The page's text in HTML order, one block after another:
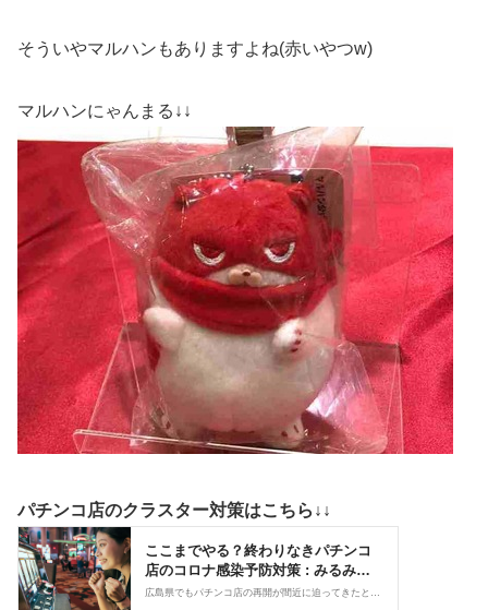
そういやマルハンもありますよね(赤いやつw)
マルハンにゃんまる↓↓
パチンコ店のクラスター対策はこちら↓↓